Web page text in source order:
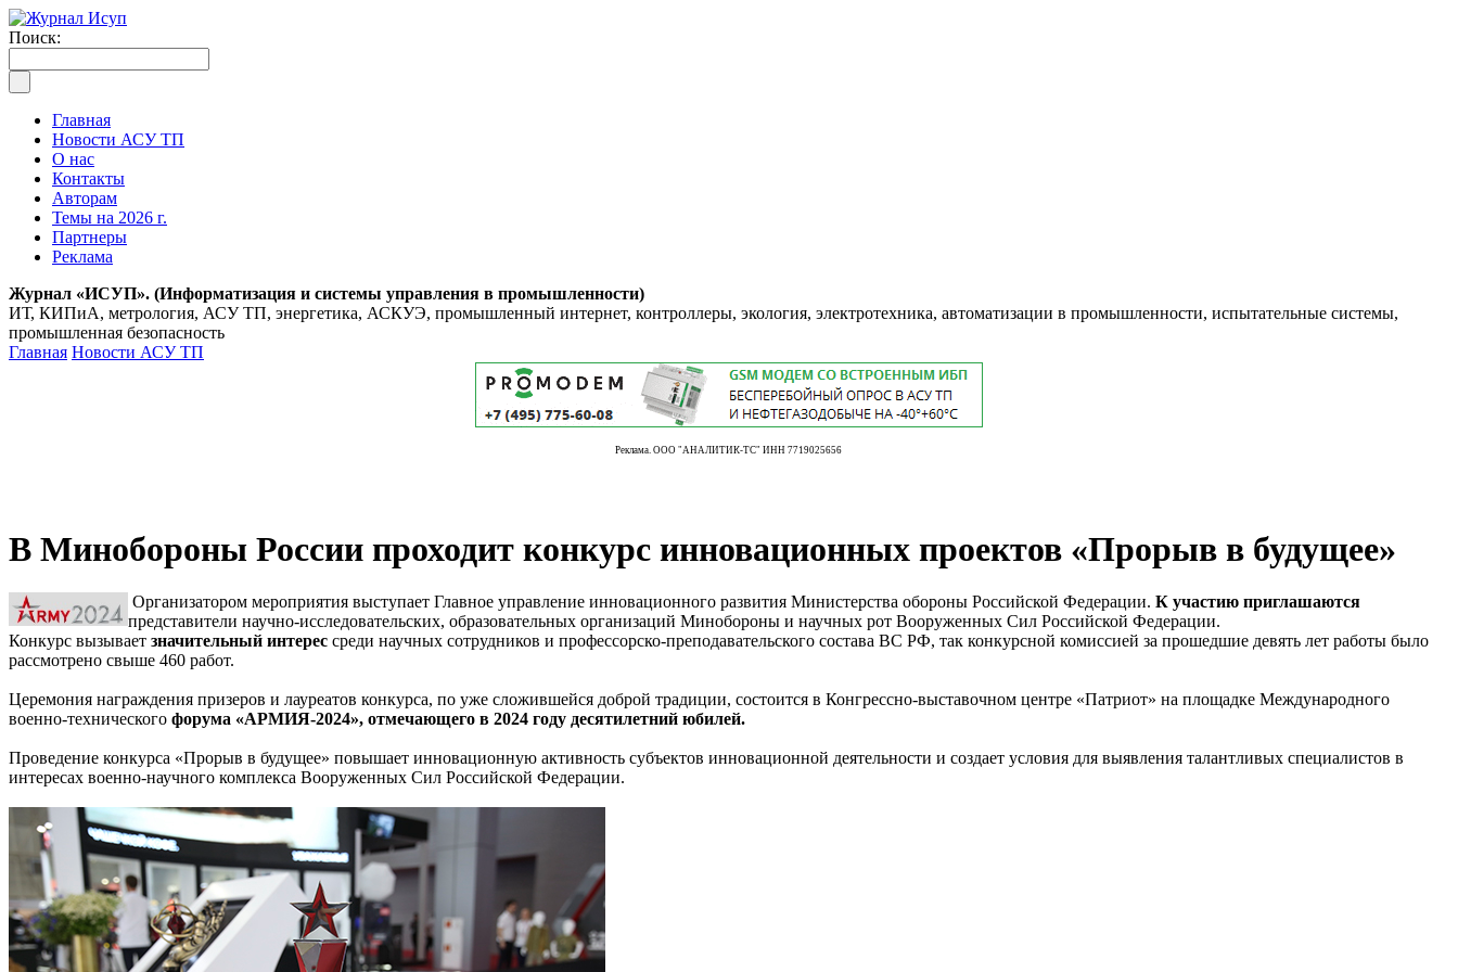
Поиск:
Главная
Новости АСУ ТП
О нас
Контакты
Авторам
Темы на 2026 г.
Партнеры
Реклама
Журнал «ИСУП». (Информатизация и системы управления в промышленности)
ИТ, КИПиА, метрология, АСУ ТП, энергетика, АСКУЭ, промышленный интернет, контроллеры, экология, электротехника, автоматизации в промышленности, испытательные системы,
промышленная безопасность
Главная Новости АСУ ТП
Реклама. ООО "АНАЛИТИК-ТС" ИНН 7719025656
В Минобороны России проходит конкурс инновационных проектов «Прорыв в будущее»
Организатором мероприятия выступает Главное управление инновационного развития Министерства обороны Российской Федерации. К участию приглашаются
представители научно-исследовательских, образовательных организаций Минобороны и научных рот Вооруженных Сил Российской Федерации.
Конкурс вызывает значительный интерес среди научных сотрудников и профессорско-преподавательского состава ВС РФ, так конкурсной комиссией за прошедшие девять лет работы было
рассмотрено свыше 460 работ.
Церемония награждения призеров и лауреатов конкурса, по уже сложившейся доброй традиции, состоится в Конгрессно-выставочном центре «Патриот» на площадке Международного
военно-технического форума «АРМИЯ-2024», отмечающего в 2024 году десятилетний юбилей.
Проведение конкурса «Прорыв в будущее» повышает инновационную активность субъектов инновационной деятельности и создает условия для выявления талантливых специалистов в
интересах военно-научного комплекса Вооруженных Сил Российской Федерации.